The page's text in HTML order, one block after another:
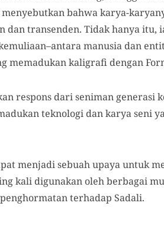
bahwa karya-
dan transenden. Tidak hanya itu,
manusia dan
memadukan kaligrafi dengan
respons dari seniman
teknologi dan karya seni
menjadi sebuah upaya untuk
kali digunakan oleh berbagai
terhadap Sadali.